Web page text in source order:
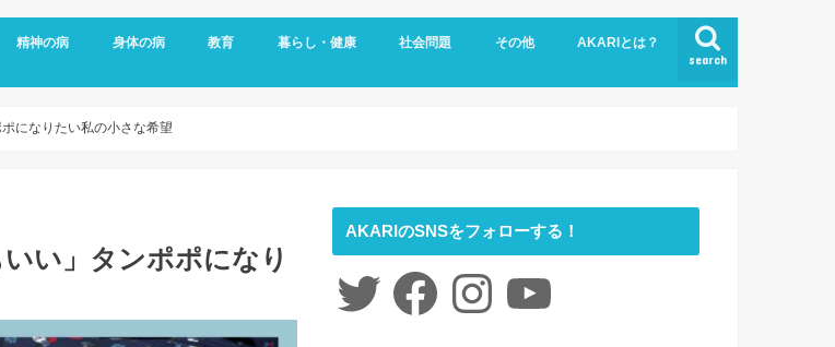
search
精神の病
うつ病
双極性障害
統合失調症
パニック障害
不安神経症
依存症
適応障害
身体の病
アレルギー
頭痛
ダウン症
がん
リウマチ
更年期障害
内臓の病気
整形外科の病気
脳・心臓の病気
糖尿病
その他の身体の病
教育
子育て
暮らし・健康
予防
女性特有の悩み
睡眠
社会問題
社会福祉
LGBTQ
コロナ
ジェンダー
ニュース
介護
時事ネタ
災害
社会学
その他
アート
ファッション
夢
心理学
書評
AKARIとは？
お問い合わせ
サイトマップ
会社概要
になりたい私の小さな希望
い」タンポポになり
AKARIのSNSをフォローする！
Twitter FacebookInstagramYouTube